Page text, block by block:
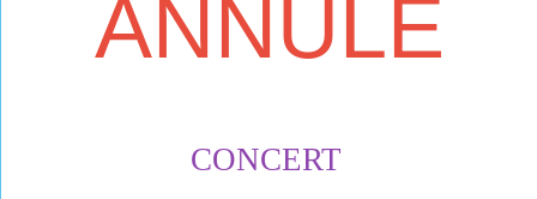
ANNULE
CONCERT